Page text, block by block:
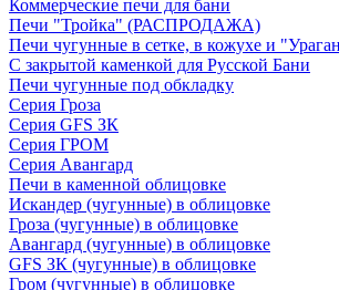
Коммерческие печи для бани
Печи "Тройка" (РАСПРОДАЖА)
Печи чугунные в сетке, в кожухе и
С закрытой каменкой для Русской Бани
Печи чугунные под обкладку
Серия Гроза
Серия GFS ЗК
Серия ГРОМ
Серия Авангард
Печи в каменной облицовке
Искандер (чугунные) в облицовке
Гроза (чугунные) в облицовке
Авангард (чугунные) в облицовке
GFS ЗК (чугунные) в облицовке
Гром (чугунные) в облицовке